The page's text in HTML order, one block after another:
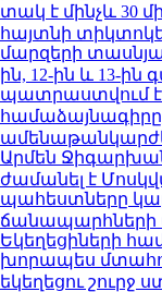
տակ է մինչև 30
հայտնի
մարզերի
ին, 12-ին և 13-ին
պատրաստվում
համաձայնագիրը
Արմեն
ժամանել է
պահեստները
Եկեղեցիների
խորապես
եկեղեցու շուրջ